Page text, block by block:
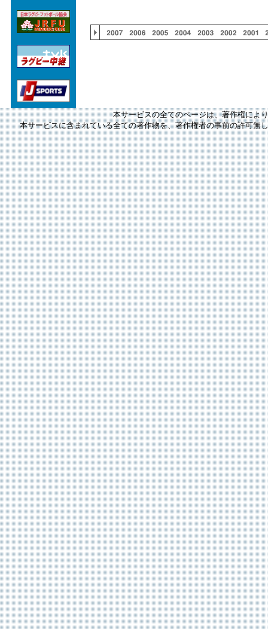
本サービスの全てのページは、著作権によ
本サービスに含まれている全ての著作物を、著作権者の事前の許可無